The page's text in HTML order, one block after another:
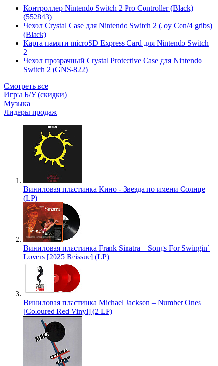
Контроллер Nintendo Switch 2 Pro Controller (Black)
(552843)
Чехол Сrystal Сase для Nintendo Switch 2 (Joy Con/4 gribs)
(Black)
Карта памяти microSD Express Card для Nintendo Switch
2
Чехол прозрачный Crystal Protective Case для Nintendo
Switch 2 (GNS-822)
Смотреть все
Игры Б/У (скидки)
Музыка
Лидеры продаж
Виниловая пластинка Кино - Звезда по имени Солнце
(LP)
Виниловая пластинка Frank Sinatra – Songs For Swingin`
Lovers [2025 Reissue] (LP)
Виниловая пластинка Michael Jackson – Number Ones
[Coloured Red Vinyl] (2 LP)